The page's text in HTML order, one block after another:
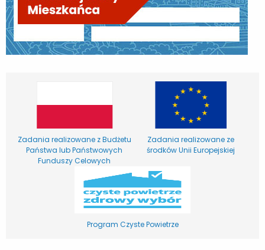
Zadania realizowane z Budżetu
Państwa lub Państwowych
Funduszy Celowych
Zadania realizowane ze
środków Unii Europejskiej
Program Czyste Powietrze